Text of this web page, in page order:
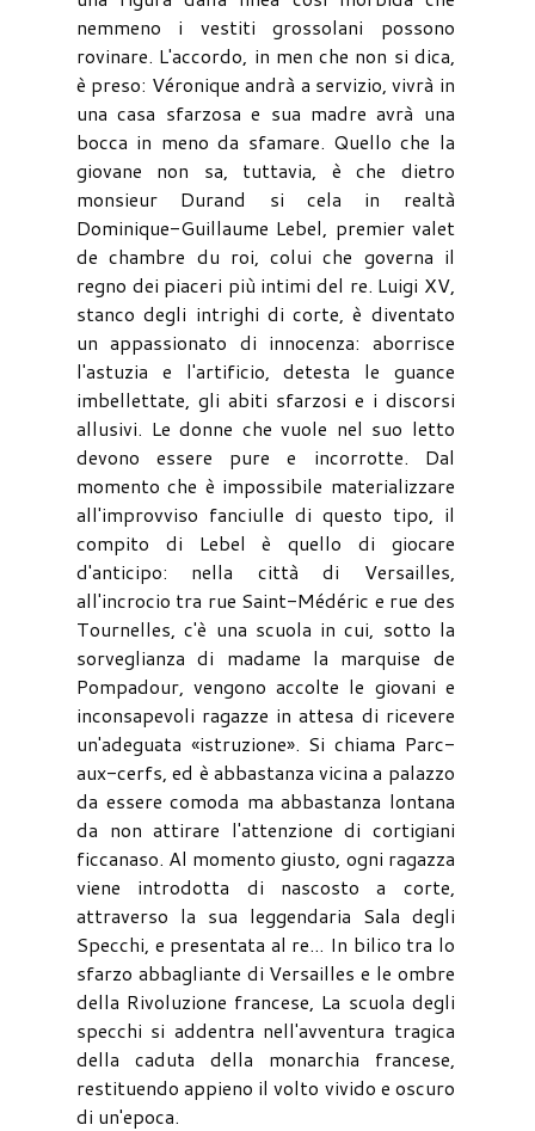
nemmeno i vestiti grossolani possono
rovinare. L'accordo, in men che non si dica,
è preso: Véronique andrà a servizio, vivrà in
una casa sfarzosa e sua madre avrà una
bocca in meno da sfamare. Quello che la
giovane non sa, tuttavia, è che dietro
monsieur Durand si cela in realtà
Dominique-Guillaume Lebel, premier valet
de chambre du roi, colui che governa il
regno dei piaceri più intimi del re. Luigi XV,
stanco degli intrighi di corte, è diventato
un appassionato di innocenza: aborrisce
l'astuzia e l'artificio, detesta le guance
imbellettate, gli abiti sfarzosi e i discorsi
allusivi. Le donne che vuole nel suo letto
devono essere pure e incorrotte. Dal
momento che è impossibile materializzare
all'improvviso fanciulle di questo tipo, il
compito di Lebel è quello di giocare
d'anticipo: nella città di Versailles,
all'incrocio tra rue Saint-Médéric e rue des
Tournelles, c'è una scuola in cui, sotto la
sorveglianza di madame la marquise de
Pompadour, vengono accolte le giovani e
inconsapevoli ragazze in attesa di ricevere
un'adeguata «istruzione». Si chiama Parc-
aux-cerfs, ed è abbastanza vicina a palazzo
da essere comoda ma abbastanza lontana
da non attirare l'attenzione di cortigiani
ficcanaso. Al momento giusto, ogni ragazza
viene introdotta di nascosto a corte,
attraverso la sua leggendaria Sala degli
Specchi, e presentata al re... In bilico tra lo
sfarzo abbagliante di Versailles e le ombre
della Rivoluzione francese, La scuola degli
specchi si addentra nell'avventura tragica
della caduta della monarchia francese,
restituendo appieno il volto vivido e oscuro
di un'epoca.